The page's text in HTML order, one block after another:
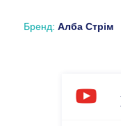
Бренд: Алба Стрім